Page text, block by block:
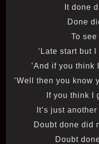
It done
Done
To
Late start but I
And if you think
Well then you know
If you think I
It’s just
Doubt done did
Doubt